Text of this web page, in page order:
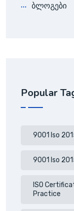
ბლოგები
Popular
9001 Iso
9001 Iso
ISO
Practice